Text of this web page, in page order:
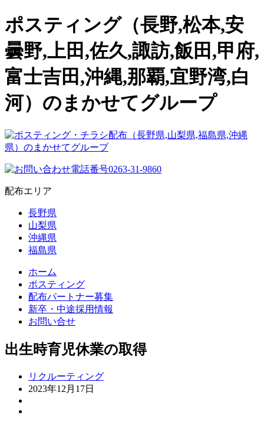
ポスティング（長野,松本,安
曇野,上田,佐久,諏訪,飯田,甲府,
富士吉田,沖縄,那覇,宜野湾,白
河）のまかせてグループ
配布エリア
長野県
山梨県
沖縄県
福島県
ホーム
ポスティング
配布パートナー募集
新卒・中途採用情報
お問い合せ
出生時育児休業の取得
リクルーティング
2023年12月17日